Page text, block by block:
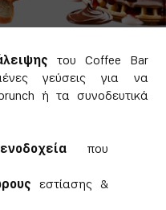
του Coffee Bar
γεύσεις για να
ή τα συνοδευτικά
που
εστίασης &